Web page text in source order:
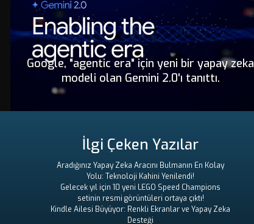
Google, "agentic era" için yeni bir yapay zeka
modeli olan Gemini 2.0'ı tanıttı.
İlgi Çeken Yazılar
Aradığınız Yapay Zeka Aracını Bulmanın En Kolay
Yolu: Teknoloji Kahini Yenilendi!
Gelecek yıl için 10 yeni LEGO Speed ​​Champions
setinin resmi görüntüleri ortaya çıktı!
Kindle Ailesi Büyüyor: Renkli Ekranlar ve Yapay Zeka
Desteği